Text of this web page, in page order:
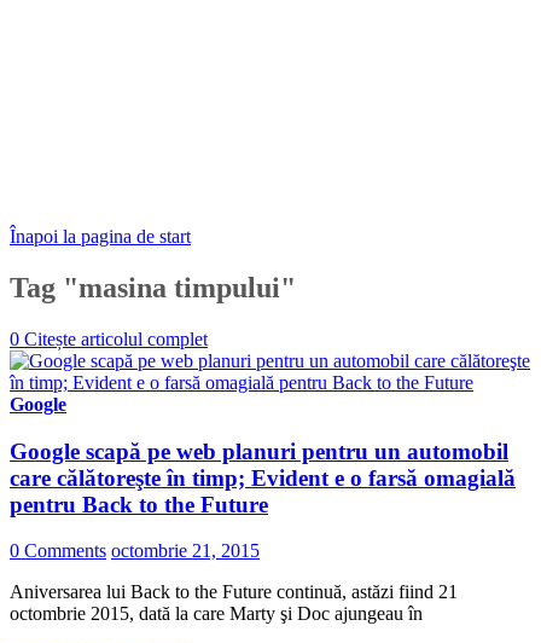
Înapoi la pagina de start
Tag "masina timpului"
0 Citește articolul complet
Google
Google scapă pe web planuri pentru un automobil
care călătoreşte în timp; Evident e o farsă omagială
pentru Back to the Future
0 Comments octombrie 21, 2015
Aniversarea lui Back to the Future continuă, astăzi fiind 21
octombrie 2015, dată la care Marty şi Doc ajungeau în